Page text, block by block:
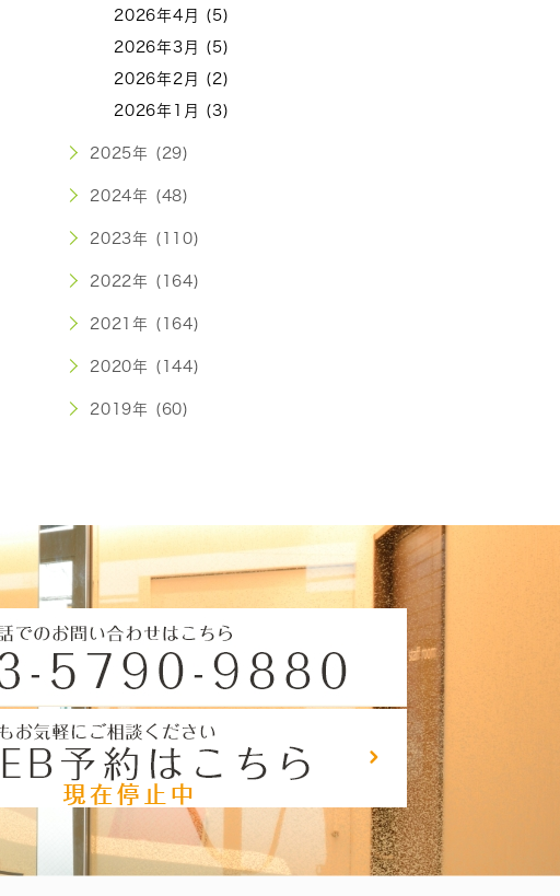
2026年4月 (5)
2026年3月 (5)
2026年2月 (2)
2026年1月 (3)
2025年 (29)
2024年 (48)
2023年 (110)
2022年 (164)
2021年 (164)
2020年 (144)
2019年 (60)